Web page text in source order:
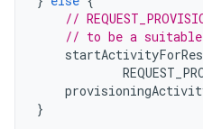
//
// to be a suitable
}